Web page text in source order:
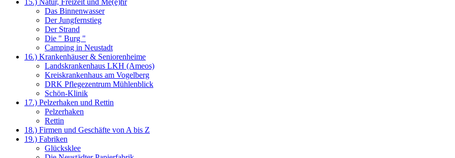
15.) Natur, Freizeit und Me(e)hr
Das Binnenwasser
Der Jungfernstieg
Der Strand
Die " Burg "
Camping in Neustadt
16.) Krankenhäuser & Seniorenheime
Landskrankenhaus LKH (Ameos)
Kreiskrankenhaus am Vogelberg
DRK Pflegezentrum Mühlenblick
Schön-Klinik
17.) Pelzerhaken und Rettin
Pelzerhaken
Rettin
18.) Firmen und Geschäfte von A bis Z
19.) Fabriken
Glücksklee